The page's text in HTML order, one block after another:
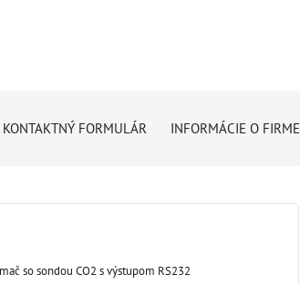
KONTAKTNÝ FORMULÁR INFORMÁCIE O FIRME
so sondou CO2 s výstupom RS232